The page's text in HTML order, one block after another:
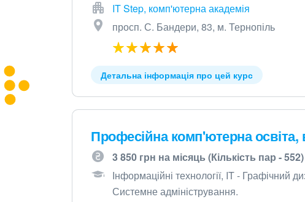
IT Step, комп'ютерна академія
просп. С. Бандери, 83, м. Тернопіль
Детальна інформація про цей курс
Професійна комп'ютерна освіта,
3 850 грн на місяць (Кількість пар - 552)
Інформаційні технології, IT - Графічний
Системне адміністрування.